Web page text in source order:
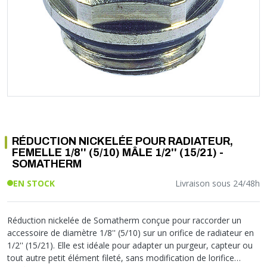
RACCORD PE (POLYÉTHYLÈNE)
RACCORD GALVA
RACCORD INOX
TUBE LAITON ET ECROU
ROBINET
FLEXIBLE
COMPTEUR ET ACCESSOIRE
FILTRATION
Soupape différentielle
Température
Vase d'expansion
Vanne de Température
Vanne de zone
Vanne équilibrage
Vanne mélangeuse
SOLAIRE
CHAUDIÈRE
TUBAGE CHEMINÉE CHAUDIÈRE POÊLE
EQUIPEMENT INDUSTRIEL
COMMUNICATION
COLLIER ET FIXATION
CONNEXION
LAMPE ET TORCHE
PILES ET ACCUMULATEURS
TRAPPE CHATIÈRE ET HUBLOT
PLOMBERIE PER
VOTRE SOLUTION CHAUFFAGE
RÉDUCTION NICKELÉE POUR RADIATEUR,
FEMELLE 1/8'' (5/10) MÂLE 1/2'' (15/21) -
SOMATHERM
EN STOCK Livraison sous 24/48h
Réduction nickelée de Somatherm conçue pour raccorder un
accessoire de diamètre 1/8'' (5/10) sur un orifice de radiateur en
1/2'' (15/21). Elle est idéale pour adapter un purgeur, capteur ou
tout autre petit élément fileté, sans modification de lorifice